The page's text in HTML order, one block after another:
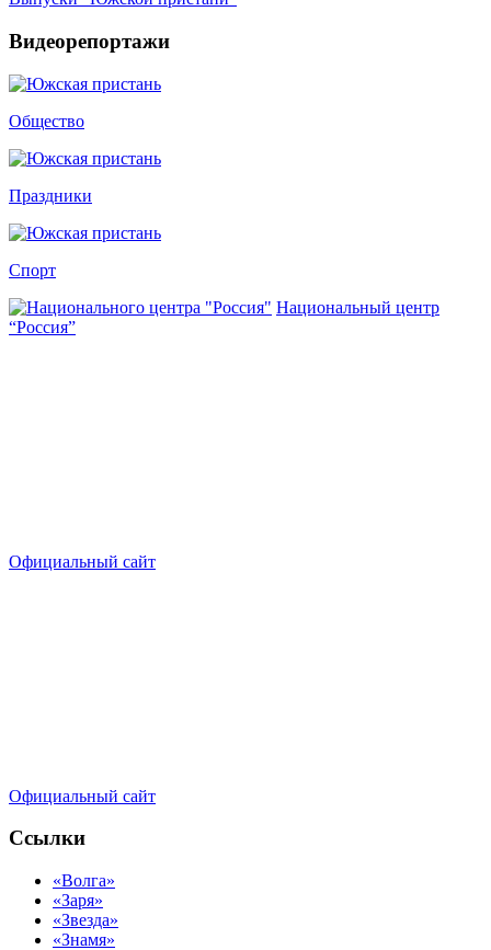
Видеорепортажи
Общество
Праздники
Спорт
Национальный центр
“Россия”
Официальный сайт
Официальный сайт
Ссылки
«Волга»
«Заря»
«Звезда»
«Знамя»